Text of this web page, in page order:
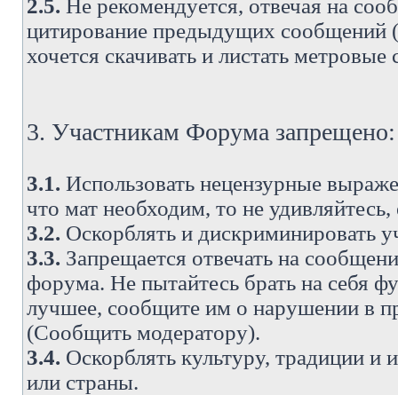
2.5. Не рекомендуется, отвечая на
цитирование предыдущих сообщений
хочется скачивать и листать
3. Участникам Форума запрещено:
3.1. Использовать нецензурные
что мат необходим, то не
3.2. Оскорблять и дискриминировать
3.3. Запрещается отвечать на
форума. Не пытайтесь брать на себя
лучшее, сообщите им о нарушении в
(Сообщить модератору).
3.4. Оскорблять культуру, традиции
или страны.